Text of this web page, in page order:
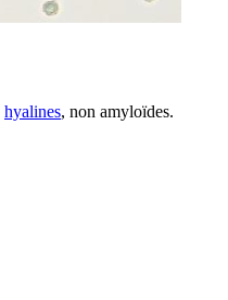
hyalines, non amyloïdes.